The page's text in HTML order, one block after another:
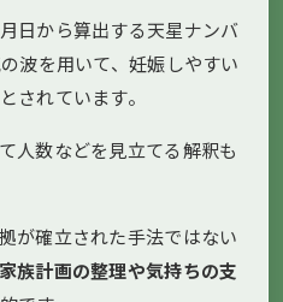
日から算出する天星ナンバ
波を用いて、妊娠しやすい
されています。
人数などを見立てる解釈も
が確立された手法ではない
家族計画の整理や気持ちの支